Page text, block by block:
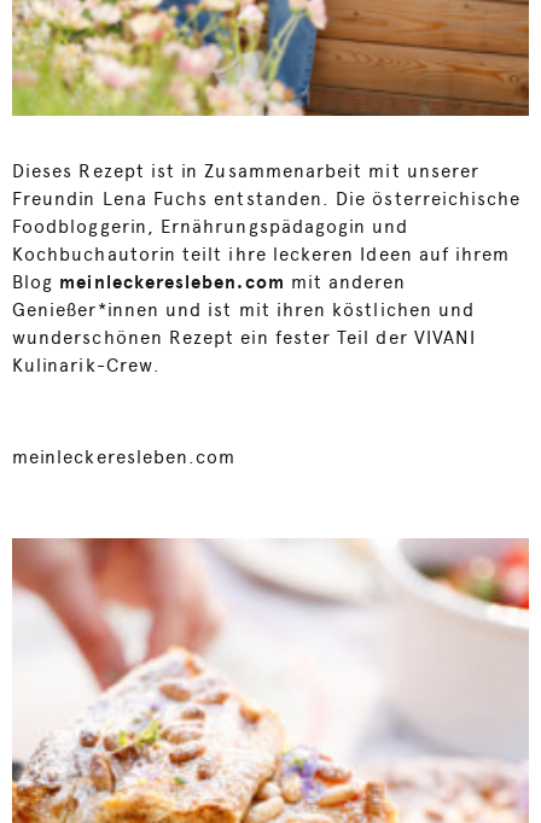
Dieses Rezept ist in Zusammenarbeit mit unserer
Freundin Lena Fuchs entstanden. Die österreichische
Foodbloggerin, Ernährungspädagogin und
Kochbuchautorin teilt ihre leckeren Ideen auf ihrem
Blog meinleckeresleben.com mit anderen
Genießer*innen und ist mit ihren köstlichen und
wunderschönen Rezept ein fester Teil der VIVANI
Kulinarik-Crew.
meinleckeresleben.com